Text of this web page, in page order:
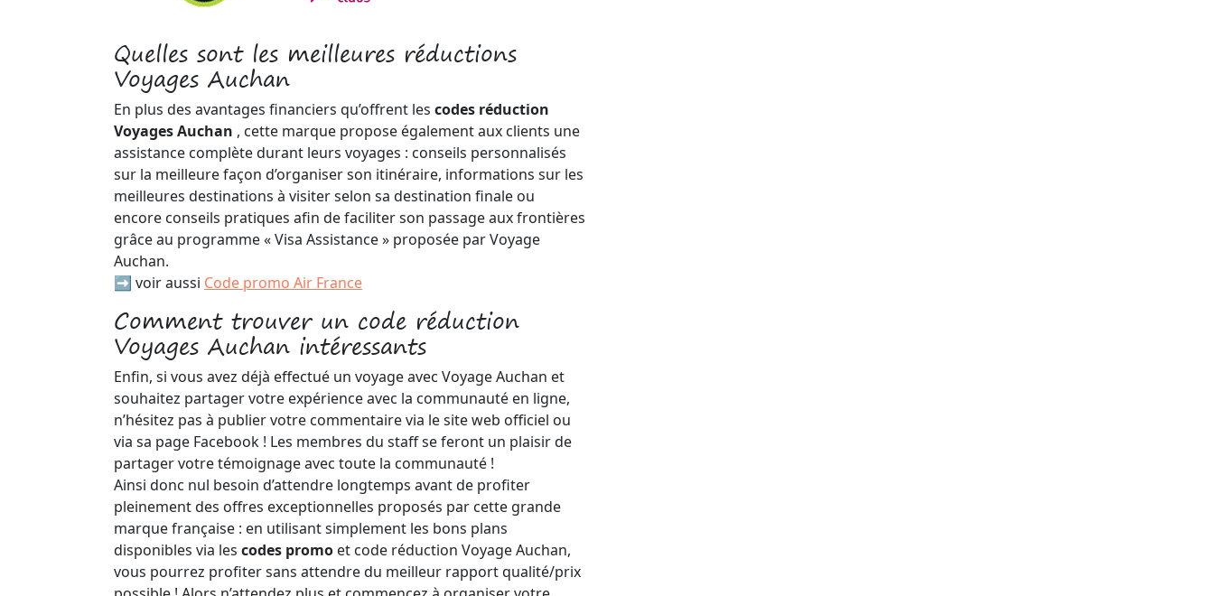
Quelles sont les meilleures réductions
Voyages Auchan
En plus des avantages financiers qu’offrent les codes réduction
Voyages Auchan , cette marque propose également aux clients une
assistance complète durant leurs voyages : conseils personnalisés
sur la meilleure façon d’organiser son itinéraire, informations sur les
meilleures destinations à visiter selon sa destination finale ou
encore conseils pratiques afin de faciliter son passage aux frontières
grâce au programme « Visa Assistance » proposée par Voyage
Auchan.
➡️ voir aussi Code promo Air France
Comment trouver un code réduction
Voyages Auchan intéressants
Enfin, si vous avez déjà effectué un voyage avec Voyage Auchan et
souhaitez partager votre expérience avec la communauté en ligne,
n’hésitez pas à publier votre commentaire via le site web officiel ou
via sa page Facebook ! Les membres du staff se feront un plaisir de
partager votre témoignage avec toute la communauté !
Ainsi donc nul besoin d’attendre longtemps avant de profiter
pleinement des offres exceptionnelles proposés par cette grande
marque française : en utilisant simplement les bons plans
disponibles via les codes promo et code réduction Voyage Auchan,
vous pourrez profiter sans attendre du meilleur rapport qualité/prix